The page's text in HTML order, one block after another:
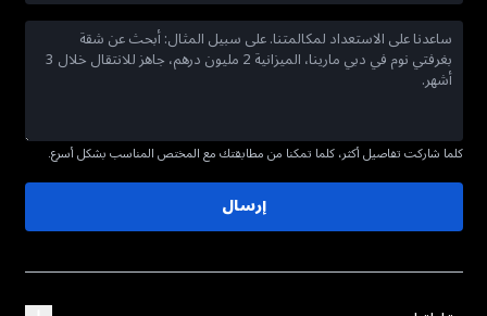
كلما شاركت تفاصيل أكثر، كلما تمكنا من مطابقتك مع المختص المناسب بشكل أسرع.
إرسال